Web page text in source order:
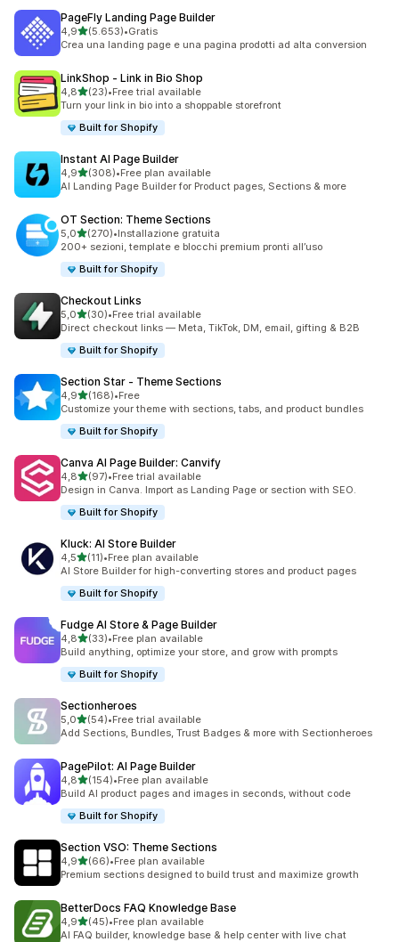
PageFly Landing Page Builder
4,9stelle su 5
(5.653)
5653 recensioni totali
•Gratis
Crea una landing page e una pagina prodotti ad alta conversion
LinkShop ‑ Link in Bio Shop
4,8stelle su 5
(23)
23 recensioni totali
•Free trial available
Turn your link in bio into a shoppable storefront
Built for Shopify
Instant AI Page Builder
4,9stelle su 5
(308)
308 recensioni totali
•Free plan available
AI Landing Page Builder for Product pages, Sections & more
OT Section: Theme Sections
5,0stelle su 5
(270)
270 recensioni totali
•Installazione gratuita
200+ sezioni, template e blocchi premium pronti all’uso
Built for Shopify
Checkout Links
5,0stelle su 5
(30)
30 recensioni totali
•Free trial available
Direct checkout links — Meta, TikTok, DM, email, gifting & B2B
Built for Shopify
Section Star ‑ Theme Sections
4,9stelle su 5
(168)
168 recensioni totali
•Free
Customize your theme with sections, tabs, and product bundles
Built for Shopify
Canva AI Page Builder: Canvify
4,8stelle su 5
(97)
97 recensioni totali
•Free trial available
Design in Canva. Import as Landing Page or section with SEO.
Built for Shopify
Kluck: AI Store Builder
4,5stelle su 5
(11)
11 recensioni totali
•Free plan available
AI Store Builder for high-converting stores and product pages
Built for Shopify
Fudge AI Store & Page Builder
4,8stelle su 5
(33)
33 recensioni totali
•Free plan available
Build anything, optimize your store, and grow with prompts
Built for Shopify
Sectionheroes
5,0stelle su 5
(54)
54 recensioni totali
•Free trial available
Add Sections, Bundles, Trust Badges & more with Sectionheroes
PagePilot: AI Page Builder
4,8stelle su 5
(154)
154 recensioni totali
•Free plan available
Build AI product pages and images in seconds, without code
Built for Shopify
Section VSO: Theme Sections
4,9stelle su 5
(66)
66 recensioni totali
•Free plan available
Premium sections designed to build trust and maximize growth
BetterDocs FAQ Knowledge Base
4,9stelle su 5
(45)
45 recensioni totali
•Free plan available
AI FAQ builder, knowledge base & help center with live chat